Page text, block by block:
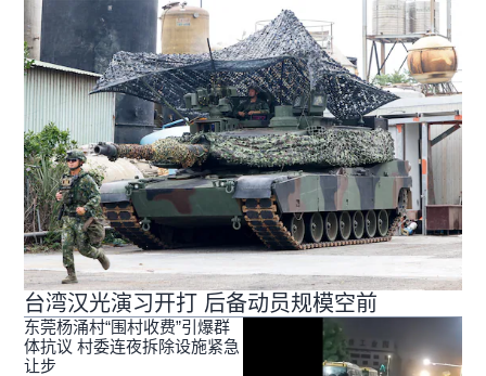
台湾汉光演习开打 后备动员规模空前
东莞杨涌村“围村收费”引爆群
体抗议 村委连夜拆除设施紧急
让步